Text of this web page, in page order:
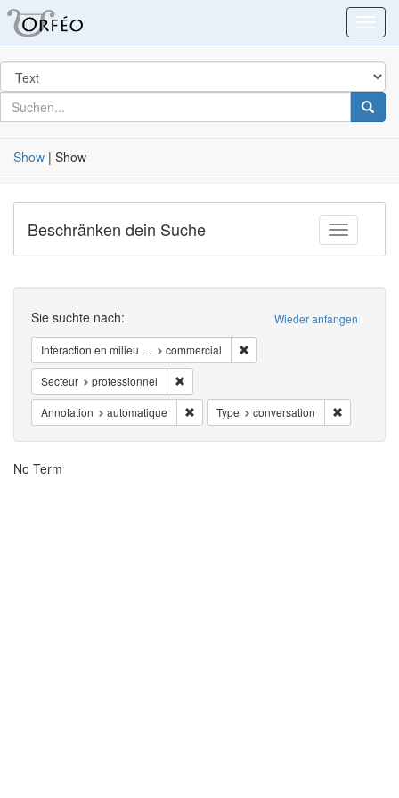
Suchen
in
für
suchen
nach
Show | Show
Toggle
Beschränken dein Suche
Suchen Wieder anfangen
Sie suchte nach:
Interaction en milieu … commercial
Secteur professionnel
Annotation automatique Entfernen Zwang Annotation: automatique
Type conversation
Suchergebnisse
No Term